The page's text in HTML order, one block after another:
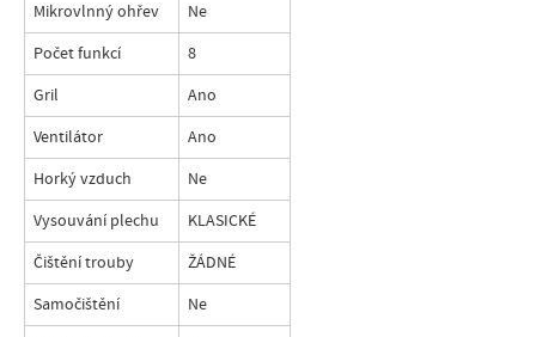
Mikrovlnný ohřev Ne
Počet funkcí 8
Gril Ano
Ventilátor Ano
Horký vzduch Ne
Vysouvání plechu KLASICKÉ
Čištění trouby ŽÁDNÉ
Samočištění Ne